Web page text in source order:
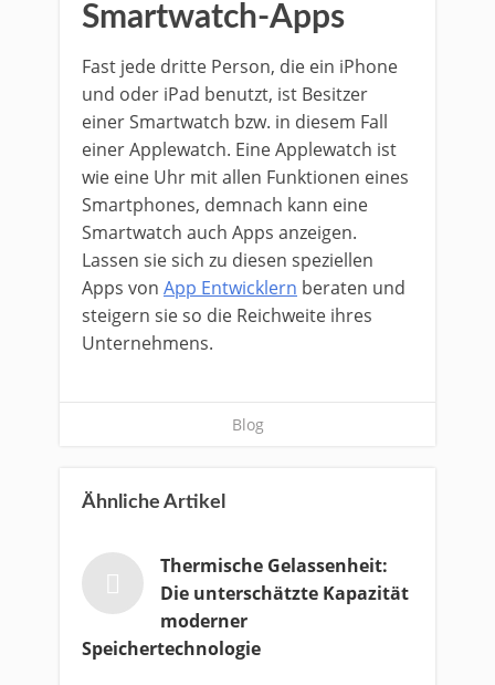
Smartwatch-Apps
Fast jede dritte Person, die ein iPhone
und oder iPad benutzt, ist Besitzer
einer Smartwatch bzw. in diesem Fall
einer Applewatch. Eine Applewatch ist
wie eine Uhr mit allen Funktionen eines
Smartphones, demnach kann eine
Smartwatch auch Apps anzeigen.
Lassen sie sich zu diesen speziellen
Apps von App Entwicklern beraten und
steigern sie so die Reichweite ihres
Unternehmens.
Blog
Ähnliche Artikel
Thermische Gelassenheit:
Die unterschätzte Kapazität
moderner
Speichertechnologie